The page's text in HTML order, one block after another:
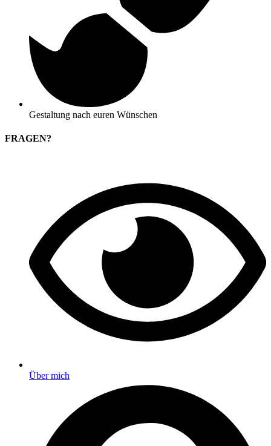
Gestaltung nach euren Wünschen
FRAGEN?
Über mich